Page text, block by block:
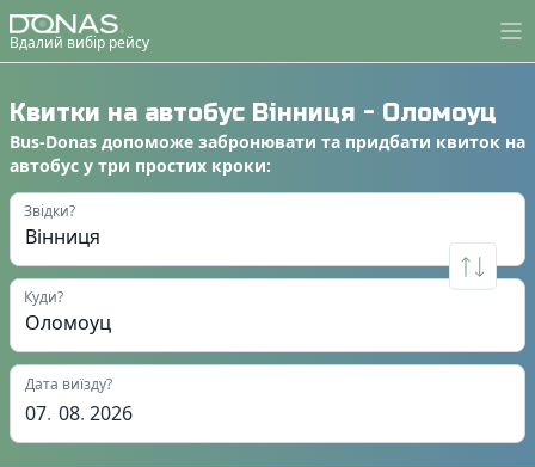
Вдалий вибір рейсу
Квитки на автобус Вінниця - Оломоуц
Bus-Donas допоможе забронювати та придбати квиток на
автобус у три простих кроки:
Звідки?
Куди?
Дата виїзду?
07. 08. 2026